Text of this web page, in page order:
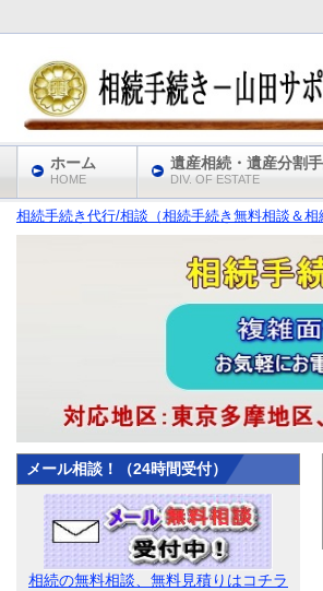
相続手続き代行/相談（相続手続き無料相談＆
メール相談！（24時間受付）
相続の無料相談、無料見積りはコチラ
ホーム
HOME
遺産相続・遺産分割
DIV. OF ESTATE